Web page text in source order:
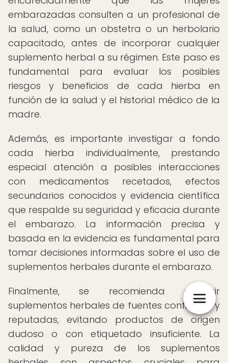
embarazadas consulten a un profesional de
la salud, como un obstetra o un herbolario
capacitado, antes de incorporar cualquier
suplemento herbal a su régimen. Este paso es
fundamental para evaluar los posibles
riesgos y beneficios de cada hierba en
función de la salud y el historial médico de la
madre.
Además, es importante investigar a fondo
cada hierba individualmente, prestando
especial atención a posibles interacciones
con medicamentos recetados, efectos
secundarios conocidos y evidencia científica
que respalde su seguridad y eficacia durante
el embarazo. La información precisa y
basada en la evidencia es fundamental para
tomar decisiones informadas sobre el uso de
suplementos herbales durante el embarazo.
Finalmente, se recomienda adquirir
suplementos herbales de fuentes confiables y
reputadas, evitando productos de origen
dudoso o con etiquetado insuficiente. La
calidad y pureza de los suplementos